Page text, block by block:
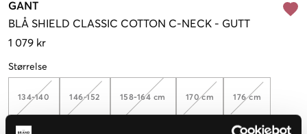
GANT
BLÅ SHIELD CLASSIC COTTON C-NECK - GUTT
1 079 kr
Størrelse
134-140 146-152 158-164 cm 170 cm 176 cm